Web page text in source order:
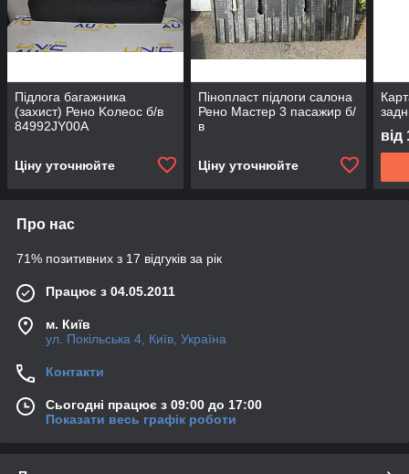
Підлога багажника
(захист) Рено Kолеос б/в
84992JY00A
Ціну уточнюйте
Пінопласт підлоги салона
Рено Мастер 3 пасажир б/
в
Ціну уточнюйте
від
Про нас
71% позитивних з 17 відгуків за рік
Працює з 04.05.2011
м. Київ
ул. Покільська 4, Київ, Україна
Контакти
Сьогодні працює з 09:00 до 17:00
Показати весь графік роботи